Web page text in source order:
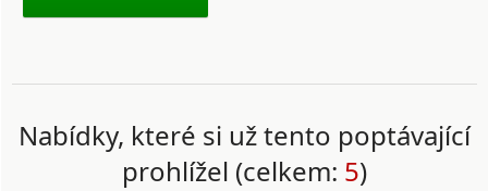
Nabídky, které si už tento poptávající
prohlížel (celkem: 5)